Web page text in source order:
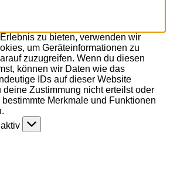
zu bieten, verwenden wir
um Geräteinformationen zu
zuzugreifen. Wenn du diesen
können wir Daten wie das
IDs auf dieser Website
deine Zustimmung nicht erteilst oder
Merkmale und Funktionen
aktiv